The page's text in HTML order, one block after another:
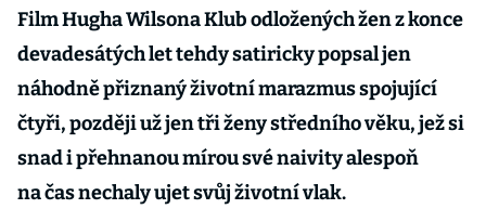
Film Hugha Wilsona Klub odložených žen z konce
devadesátých let tehdy satiricky popsal jen
náhodně přiznaný životní marazmus spojující
čtyři, později už jen tři ženy středního věku, jež si
snad i přehnanou mírou své naivity alespoň
na čas nechaly ujet svůj životní vlak.